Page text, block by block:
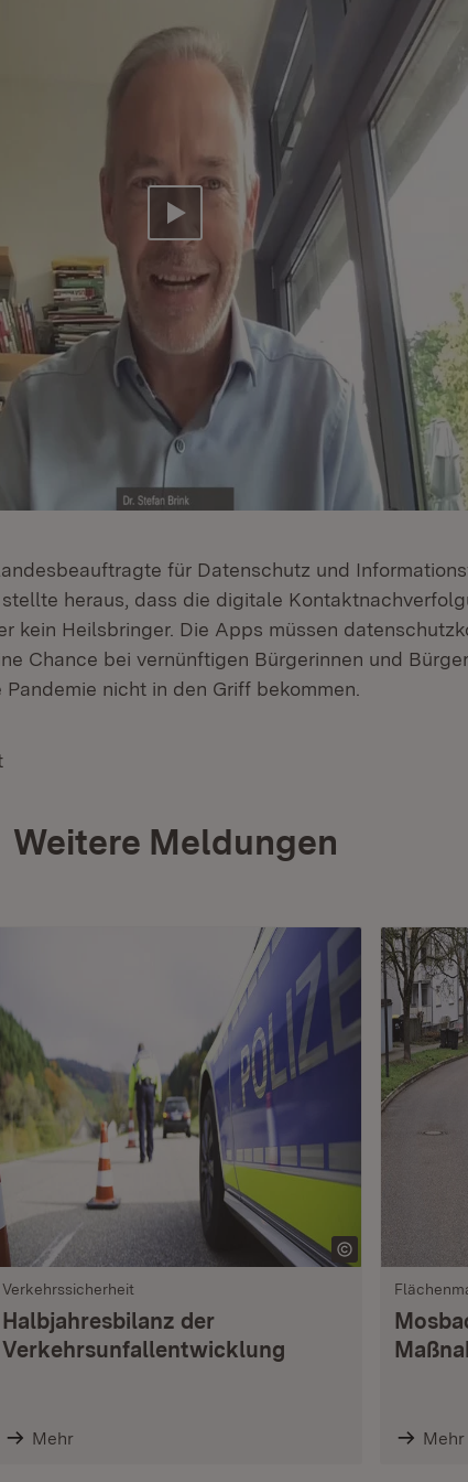
Video abspielen
für Datenschutz und
heraus, dass die digitale
kein Heilsbringer. Die Apps müssen
Chance bei vernünftigen Bürgerinnen und
nicht in den Griff bekommen.
Weitere Meldungen
Verkehrssicherheit
Halbjahresbilanz der
Verkehrsunfallentwicklung
Mehr Mehr